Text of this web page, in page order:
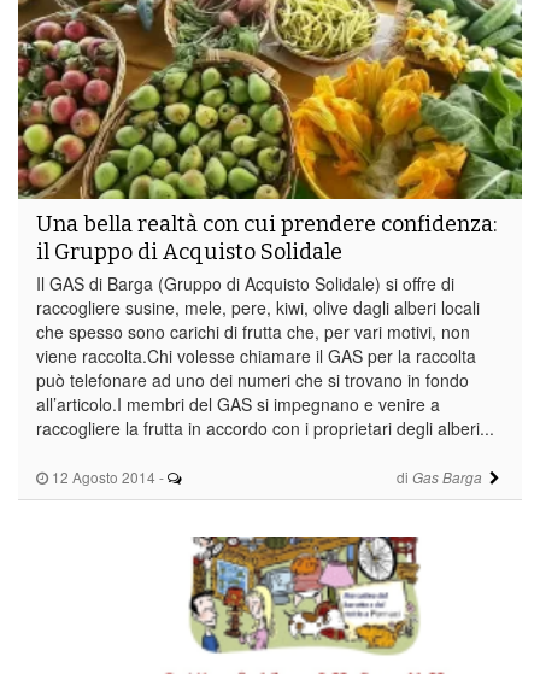
12 Agosto 2014 - di Gas Barga
Una bella realtà con cui prendere confidenza:
il Gruppo di Acquisto Solidale
Il GAS di Barga (Gruppo di Acquisto Solidale) si offre di
raccogliere susine, mele, pere, kiwi, olive dagli alberi locali
che spesso sono carichi di frutta che, per vari motivi, non
viene raccolta.Chi volesse chiamare il GAS per la raccolta
può telefonare ad uno dei numeri che si trovano in fondo
all’articolo.I membri del GAS si impegnano e venire a
raccogliere la frutta in accordo con i proprietari degli alberi...